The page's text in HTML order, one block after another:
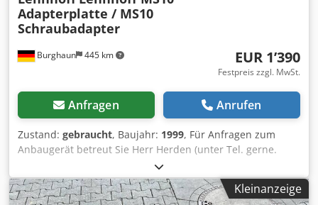
Burghaun 445 km
Adapterplatte / MS10
Schraubadapter
EUR 1’390
Festpreis zzgl. MwSt.
Anfragen Anrufen
Zustand: gebraucht, Baujahr: 1999, Für Anfragen zum
Anbaugerät betreut Sie Herr Herden (unter Tel. gerne.
Lehnhoff MS10 Adapterplatte / MS10 Schraubadapter /
Baujahr: 1999 / lagernd & sofort verfügbar Preis: 1.390,00 €
netto / 1.654,10 € brutto Eigengewicht (kg): 210 Djdpfszlmv
Kleinanzeige